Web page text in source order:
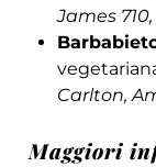
James
Carlton,
Maggiori